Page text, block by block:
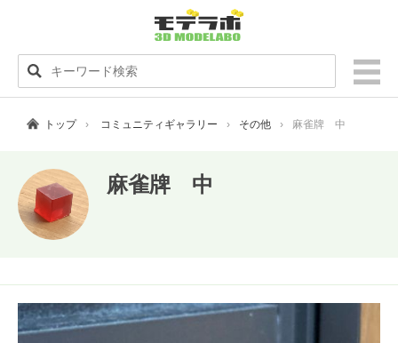
トップ コミュニティギャラリー その他 麻雀牌 中
麻雀牌 中